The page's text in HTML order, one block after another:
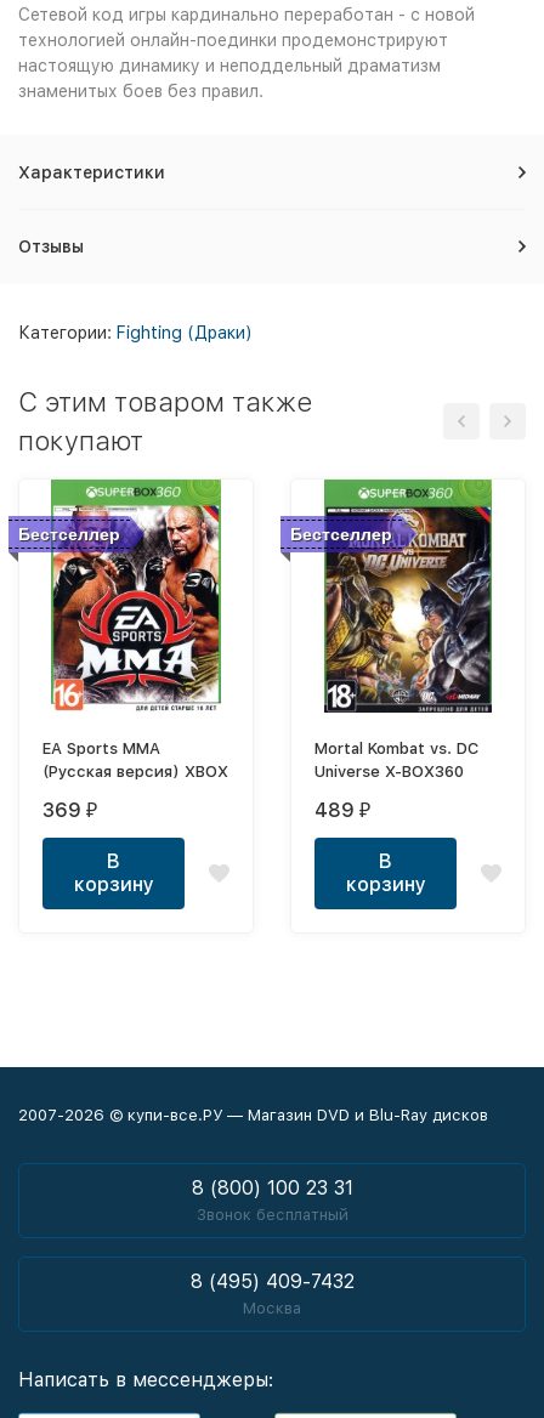
Сетевой код игры кардинально переработан - с новой
технологией онлайн-поединки продемонстрируют
настоящую динамику и неподдельный драматизм
знаменитых боев без правил.
Характеристики
Отзывы
Категории: Fighting (Драки)
C этим товаром также
покупают
Бестселлер
EA Sports MMA
(Русская версия) XBOX
369 ₽
В
корзину
Бестселлер
Mortal Kombat vs. DC
Universe X-BOX360
489 ₽
В
корзину
2007-2026 © купи-все.РУ — Магазин DVD и Blu-Ray дисков
8 (800) 100 23 31
Звонок бесплатный
8 (495) 409-7432
Москва
Написать в мессенджеры: